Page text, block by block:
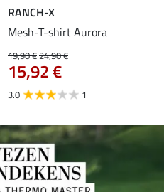
RANCH-X
Mesh-T-shirt Aurora
19,90 €24,90 €
15,92 €
3.0 1